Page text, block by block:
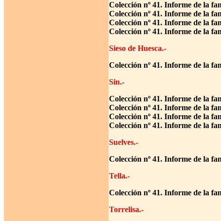
Colección nº 41. Informe de la
Colección nº 41. Informe de la
Colección nº 41. Informe de la
Colección nº 41. Informe de la
Sieso de Huesca.-
Colección nº 41. Informe de la
Sin.-
Colección nº 41. Informe de la
Colección nº 41. Informe de la
Colección nº 41. Informe de la
Colección nº 41. Informe de la
Suelves.-
Colección nº 41. Informe de la
Tella.-
Colección nº 41. Informe de la
Torrelisa.-